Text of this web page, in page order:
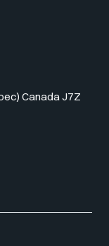
Canada J7Z